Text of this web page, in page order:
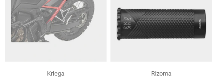
Kriega
Rizoma